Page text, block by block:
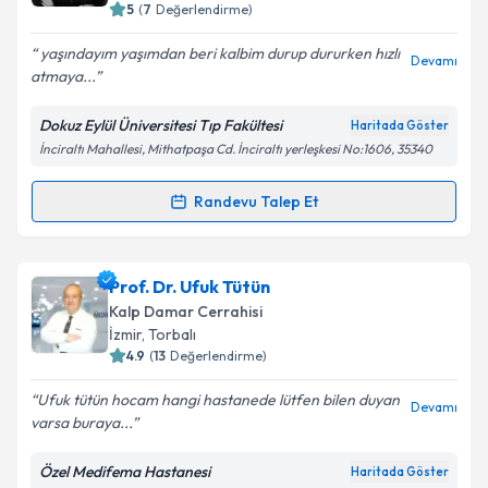
Kişisel verilerimin işlenmesine ilişkin
Aydınlatma
Metni'ni okudum ve kişisel verilerimin belirtilen
kapsamda işlenmesini kabul ediyorum.
5 (7 Değerlendirme)
yaşındayım yaşımdan beri kalbim durup dururken hızlı
atmaya...
Devamı
Dokuz Eylül Üniversitesi Tıp Fakültesi Haritada Göster
İnciraltı Mahallesi, Mithatpaşa Cd. İnciraltı yerleşkesi No:1606, 35340
Randevu Talep Et
Randevu Takvimi Talebi
Doç. Dr. Emin Evren Özcan
talebi oluşturun. Size bu uzmandan randevu almanız
için bir takvim hazırlandığında e-posta ile
bilgilendireceğiz.
E-posta Adresiniz
Prof. Dr. Ufuk Tütün
Kalp Damar Cerrahisi
İzmir, Torbalı
4.9 (13 Değerlendirme)
Ufuk tütün hocam hangi hastanede lütfen bilen duyan
varsa buraya...
Devamı
Özel Medifema Hastanesi Haritada Göster